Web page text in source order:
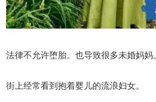
法律不允许堕胎。也导致很多未婚妈妈。
街上经常看到抱着婴儿的流浪妇女。